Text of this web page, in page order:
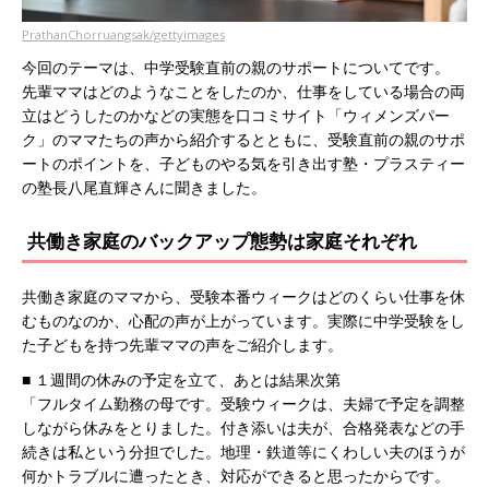
PrathanChorruangsak/gettyimages
今回のテーマは、中学受験直前の親のサポートについてです。
先輩ママはどのようなことをしたのか、仕事をしている場合の両
立はどうしたのかなどの実態を口コミサイト「ウィメンズパー
ク」のママたちの声から紹介するとともに、受験直前の親のサポ
ートのポイントを、子どものやる気を引き出す塾・プラスティー
の塾長八尾直輝さんに聞きました。
共働き家庭のバックアップ態勢は家庭それぞれ
共働き家庭のママから、受験本番ウィークはどのくらい仕事を休
むものなのか、心配の声が上がっています。実際に中学受験をし
た子どもを持つ先輩ママの声をご紹介します。
■ １週間の休みの予定を立て、あとは結果次第
「フルタイム勤務の母です。受験ウィークは、夫婦で予定を調整
しながら休みをとりました。付き添いは夫が、合格発表などの手
続きは私という分担でした。地理・鉄道等にくわしい夫のほうが
何かトラブルに遭ったとき、対応ができると思ったからです。